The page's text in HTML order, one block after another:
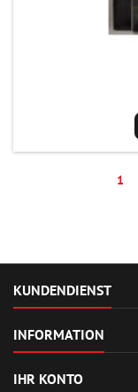
1
KUNDENDIENST
INFORMATION
IHR KONTO